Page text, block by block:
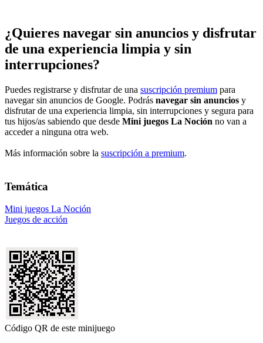
¿Quieres navegar sin anuncios y disfrutar
de una experiencia limpia y sin
interrupciones?
Puedes registrarse y disfrutar de una suscripción premium para
navegar sin anuncios de Google. Podrás navegar sin anuncios y
disfrutar de una experiencia limpia, sin interrupciones y segura para
tus hijos/as sabiendo que desde Mini juegos La Noción no van a
acceder a ninguna otra web.
Más información sobre la suscripción a premium.
Temática
Mini juegos La Noción
Juegos de acción
Código QR de este minijuego